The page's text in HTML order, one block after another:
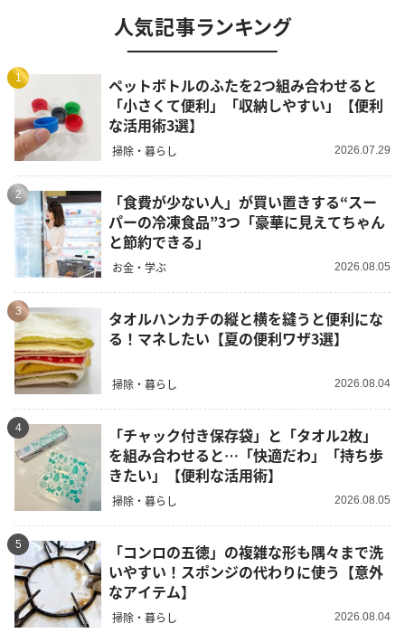
人気記事ランキング
1
ペットボトルのふたを2つ組み合わせると
「小さくて便利」「収納しやすい」【便利
な活用術3選】
掃除・暮らし 2026.07.29
2
「食費が少ない人」が買い置きする“スー
パーの冷凍食品”3つ「豪華に見えてちゃん
と節約できる」
お金・学ぶ 2026.08.05
3
タオルハンカチの縦と横を縫うと便利にな
る！マネしたい【夏の便利ワザ3選】
掃除・暮らし 2026.08.04
4
「チャック付き保存袋」と「タオル2枚」
を組み合わせると…「快適だわ」「持ち歩
きたい」【便利な活用術】
掃除・暮らし 2026.08.05
5
「コンロの五徳」の複雑な形も隅々まで洗
いやすい！スポンジの代わりに使う【意外
なアイテム】
掃除・暮らし 2026.08.04